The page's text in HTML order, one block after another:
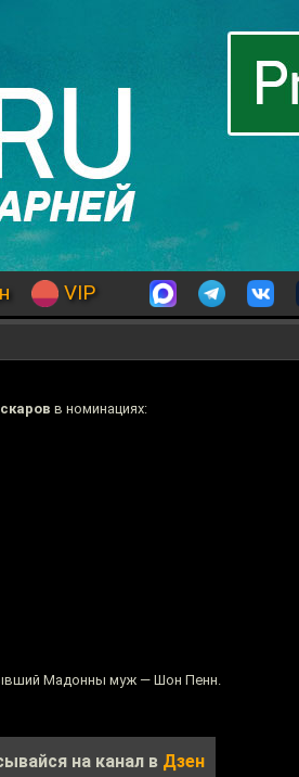
VIP
в номинациях:
Мадонны муж — Шон Пенн.
на канал в Дзен